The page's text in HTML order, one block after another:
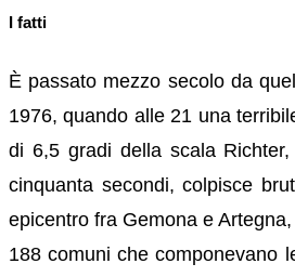
I fatti
È passato mezzo secolo da
1976, quando alle 21 una
di 6,5 gradi della scala
cinquanta secondi, colpisce
epicentro fra Gemona e
188 comuni che componevano